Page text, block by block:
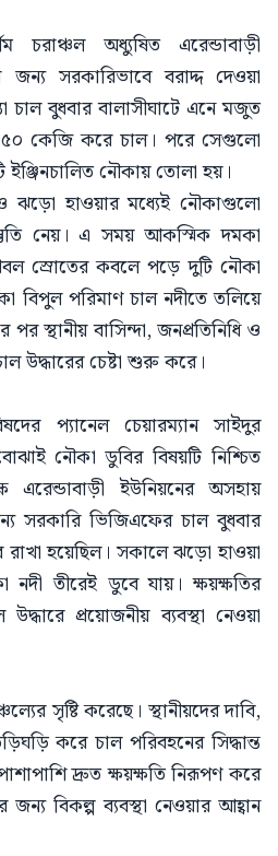
চরাঞ্চল অধ্যুষিত এরেন্ডাবাড়ী
জন্য সরকারিভাবে বরাদ্দ দেওয়া
বুধবার বালাসীঘাটে এনে মজুত
৫০ কেজি করে চাল। পরে সেগুলো
ইঞ্জিনচালিত নৌকায় তোলা হয়।
ঝড়ো হাওয়ার মধ্যেই নৌকাগুলো
নেয়। এ সময় আকস্মিক দমকা
স্রোতের কবলে পড়ে দুটি নৌকা
বিপুল পরিমাণ চাল নদীতে তলিয়ে
স্থানীয় বাসিন্দা, জনপ্রতিনিধি ও
উদ্ধারের চেষ্টা শুরু করে।
প্যানেল চেয়ারম্যান সাইদুর
নৌকা ডুবির বিষয়টি নিশ্চিত
ইউনিয়নের অসহায়
সরকারি ভিজিএফের চাল বুধবার
হয়েছিল। সকালে ঝড়ো হাওয়া
নদী তীরেই ডুবে যায়। ক্ষয়ক্ষতির
প্রয়োজনীয় ব্যবস্থা নেওয়া
সৃষ্টি করেছে। স্থানীয়দের দাবি,
করে চাল পরিবহনের সিদ্ধান্ত
দ্রুত ক্ষয়ক্ষতি নিরূপণ করে
জন্য বিকল্প ব্যবস্থা নেওয়ার আহ্বান